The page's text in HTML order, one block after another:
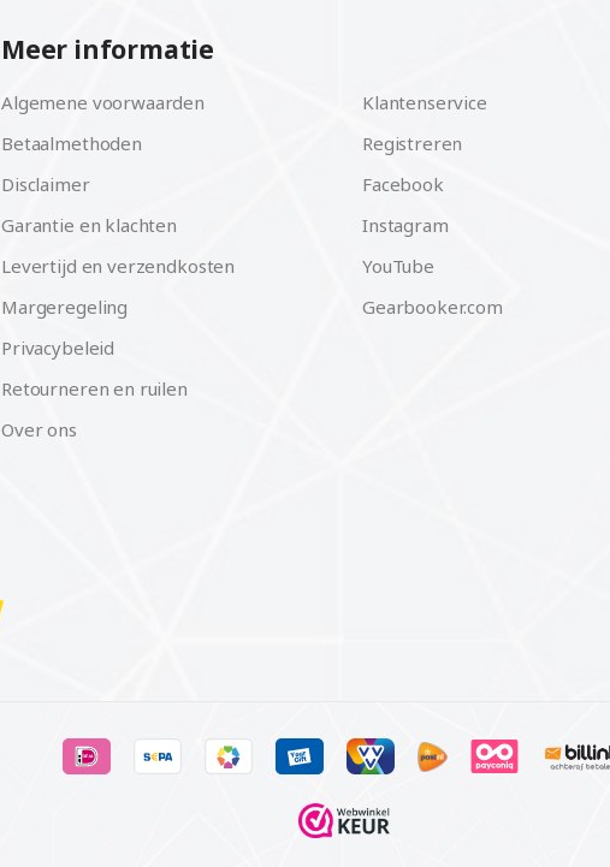
Meer informatie
Algemene voorwaarden
Betaalmethoden
Disclaimer
Garantie en klachten
Levertijd en verzendkosten
Margeregeling
Privacybeleid
Retourneren en ruilen
Over ons
Klantenservice
Registreren
Facebook
Instagram
YouTube
Gearbooker.com